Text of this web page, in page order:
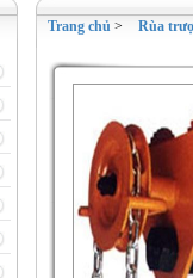
Trang chủ > Rùa